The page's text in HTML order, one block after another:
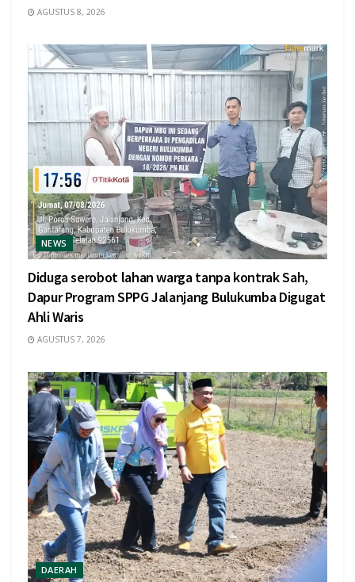
AGUSTUS 8, 2026
NEWS
Diduga serobot lahan warga tanpa kontrak Sah,
Dapur Program SPPG Jalanjang Bulukumba Digugat
Ahli Waris
AGUSTUS 7, 2026
DAERAH